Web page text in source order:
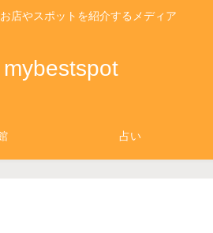
店やスポットを紹介するメディア
mybestspot
占い